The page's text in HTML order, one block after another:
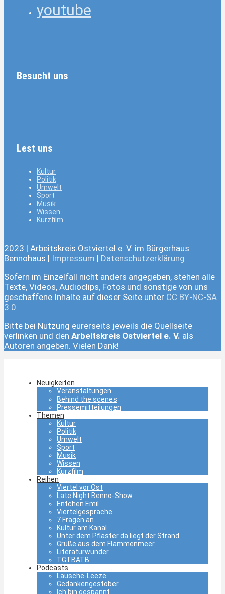
youtube
Besucht uns
Lest uns
Kultur
Politik
Umwelt
Sport
Musik
Wissen
Kurzfilm
2023 | Arbeitskreis Ostviertel e. V. im Bürgerhaus
Bennohaus | Impressum | Datenschutzerklärung
Sofern im Einzelfall nicht anders angegeben, stehen alle
Texte, Videos, Audioclips, Fotos und sonstige von uns
geschaffene Inhalte auf dieser Seite unter CC BY-NC-SA
3.0.
Bitte bei Nutzung eurerseits jeweils die Quellseite
verlinken und den Arbeitskreis Ostviertel e. V. als
Autoren angeben. Vielen Dank!
Neuigkeiten
Veranstaltungen
Behind the scenes
Pressemitteilungen
Themen
Kultur
Politik
Umwelt
Sport
Musik
Wissen
Kurzfilm
Reihen
Viertel vor Ost
Late Night Benno-Show
Entchen Emil
Viertelgespräche
7 Fragen an…
Kultur am Kanal
Unter dem Pflaster da liegt der Strand
Grüße aus dem Flammenmeer
Literaturwunder
TGTBATB
Podcasts
Lausche-Leeze
Gedankengestöber
Ich bin gespannt